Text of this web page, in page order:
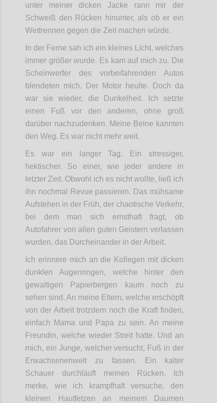
unter meiner dicken Jacke rann mir der
Schweiß den Rücken hinunter, als ob er ein
Wettrennen gegen die Zeit machen würde.
In der Ferne sah ich ein kleines Licht, welches
immer größer wurde. Es kam auf mich zu. Die
Scheinwerfer des vorbeifahrenden Autos
blendeten mich. Der Motor heulte. Doch da
war sie wieder, die Dunkelheit. Ich setzte
einen Fuß vor den anderen, ohne groß
darüber nachzudenken. Meine Beine kannten
den Weg. Es war nicht mehr weit.
Es war ein langer Tag. Ein stressiger,
hektischer. So einer, wie jeder andere in
letzter Zeit. Obwohl ich es nicht wollte, ließ ich
ihn nochmal Revue passieren. Das mühsame
Aufstehen in der Früh, der chaotische Verkehr,
bei dem man sich ernsthaft fragt, ob
Autofahrer von allen guten Geistern verlassen
wurden, das Durcheinander in der Arbeit.
Ich erinnere mich an die Kollegen mit dicken
dunklen Augenringen, welche hinter den
gewaltigen Papierbergen kaum noch zu
sehen sind. An meine Eltern, welche erschöpft
von der Arbeit trotzdem noch die Kraft finden,
einfach Mama und Papa zu sein. An meine
Freundin, welche wieder Streit hatte. Und an
mich, ein Junge, welcher versucht, Fuß in der
Erwachsenenwelt zu fassen. Ein kalter
Schauer durchläuft meinen Rücken. Ich
merke, wie ich krampfhaft versuche, den
kleinen Hautfetzen an meinem Daumen